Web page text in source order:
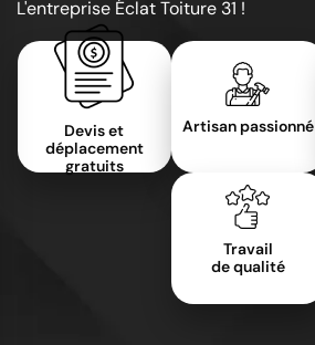
L'entreprise Éclat Toiture 31 !
Devis et
déplacement
gratuits
Artisan passionné
Travail
de qualité